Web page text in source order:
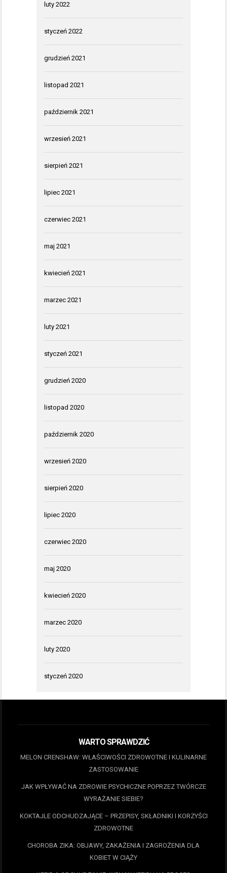
luty 2022
styczeń 2022
grudzień 2021
listopad 2021
październik 2021
wrzesień 2021
sierpień 2021
lipiec 2021
czerwiec 2021
maj 2021
kwiecień 2021
marzec 2021
luty 2021
styczeń 2021
grudzień 2020
listopad 2020
październik 2020
wrzesień 2020
sierpień 2020
lipiec 2020
czerwiec 2020
maj 2020
kwiecień 2020
marzec 2020
luty 2020
styczeń 2020
WARTO SPRAWDZIĆ
MELON CRENSHAW: WŁAŚCIWOŚCI ZDROWOTNE I KULINARNE
ZASTOSOWANIE
JAK WPŁYWAĆ NA ZDROWIE PSYCHICZNE POPRZEZ TWÓRCZE
WYRAŻANIE SIEBIE?
KOKTAJLE ODCHUDZAJĄCE – PRZEPISY, SKŁADNIKI I KORZYŚCI
ZDROWOTNE
CHOROBA ZIKA: OBJAWY, ZAKAŻENIA I ZAGROŻENIA DLA
KOBIET W CIĄŻY